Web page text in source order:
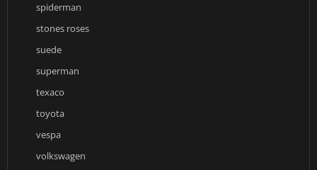
spiderman
stones roses
suede
superman
texaco
toyota
vespa
volkswagen